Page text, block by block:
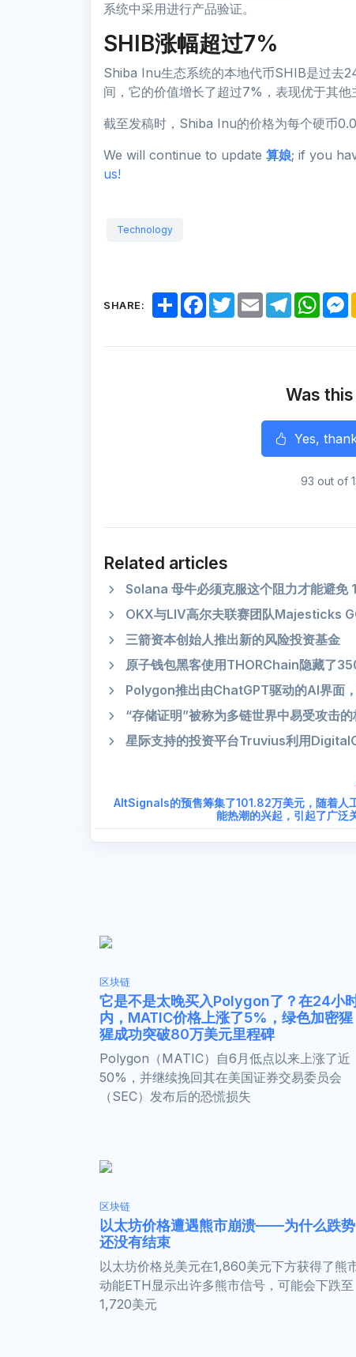
系统中采用进行产品验证。
SHIB涨幅超过7%
Shiba Inu生态系统的本地代币SHIB是过去
间，它的价值增长了超过7%，表现优于其他
截至发稿时，Shiba Inu的价格为每个硬币
We will continue to update 算娘; if you
us!
Technology
SHARE:
S
h
F
a
T
w
E
m
T
e
m
W
h
p
e
e
r
Was
Yes,
93 out of
Related articles
Solana 母牛必须克服这个阻力才能避免
OKX与LIV高尔夫联赛团队Majesticks
三箭资本创始人推出新的风险投资基金
原子钱包黑客使用THORChain隐藏了
Polygon推出由ChatGPT驱动的AI界面
“存储证明”被称为多链世界中易受攻击
星际支持的投资平台Truvius利用
AltSignals的预售筹集了101.82万美元，随着人
能热潮的兴起，引起了广泛
区块链
它是不是太晚买入Polygon了？在24小
内，MATIC价格上涨了5%，绿色加密猩
猩成功突破80万美元里程碑
Polygon（MATIC）自6月低点以来上涨了近
50%，并继续挽回其在美国证券交易委员会
（SEC）发布后的恐慌损失
区块链
以太坊价格遭遇熊市崩溃——为什么跌势
还没有结束
以太坊价格兑美元在1,860美元下方获得了熊
动能ETH显示出许多熊市信号，可能会下跌至
1,720美元